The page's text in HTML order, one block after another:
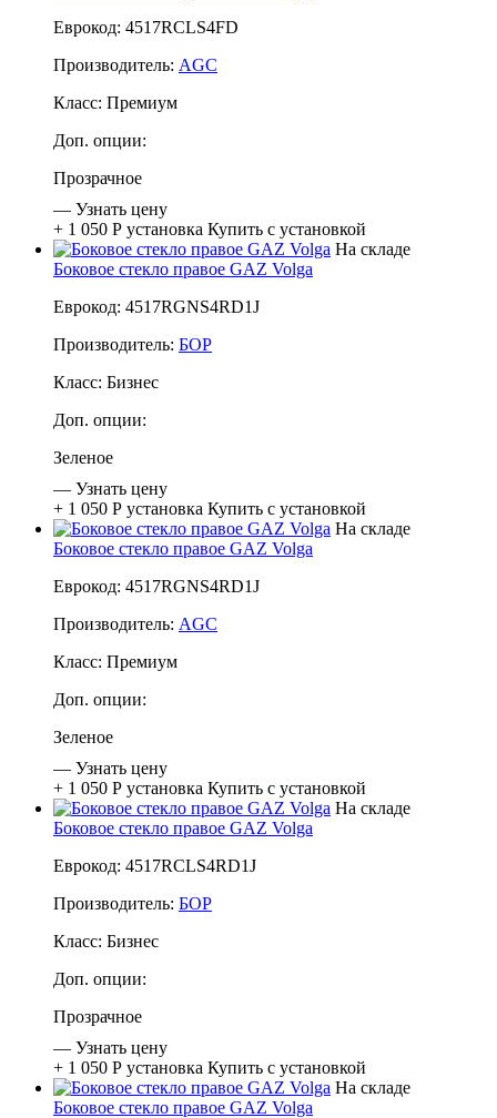
Еврокод: 4517RCLS4FD
Производитель: AGC
Класс: Премиум
Доп. опции:
Прозрачное
— Узнать цену
+ 1 050 Р установка Купить с установкой
На складе
Боковое стекло правое GAZ Volga
Еврокод: 4517RGNS4RD1J
Производитель: БОР
Класс: Бизнес
Доп. опции:
Зеленое
— Узнать цену
+ 1 050 Р установка Купить с установкой
На складе
Боковое стекло правое GAZ Volga
Еврокод: 4517RGNS4RD1J
Производитель: AGC
Класс: Премиум
Доп. опции:
Зеленое
— Узнать цену
+ 1 050 Р установка Купить с установкой
На складе
Боковое стекло правое GAZ Volga
Еврокод: 4517RCLS4RD1J
Производитель: БОР
Класс: Бизнес
Доп. опции:
Прозрачное
— Узнать цену
+ 1 050 Р установка Купить с установкой
На складе
Боковое стекло правое GAZ Volga